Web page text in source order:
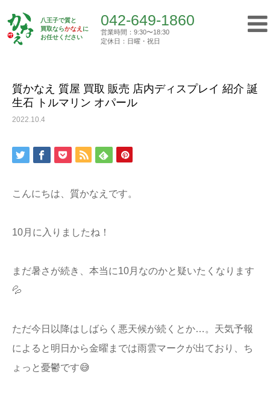
八王子で質と
買取ならかなえ に
お任せください
042-649-1860
営業時間：9:30〜18:30
定休日：日曜・祝日
Top 買取実績 質かなえ 質屋 買取 販売 店内ディスプ…
質かなえ 質屋 買取 販売 店内ディスプレイ 紹介 誕
生石 トルマリン オパール
2022.10.4
こんにちは、質かなえです。
10月に入りましたね！
まだ暑さが続き、本当に10月なのかと疑いたくなります
💦
ただ今日以降はしばらく悪天候が続くとか…。天気予報
によると明日から金曜までは雨雲マークが出ており、ち
ょっと憂鬱です😅
トップ
ポリシー
Q&A